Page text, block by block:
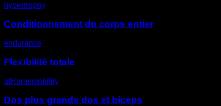
hypertrophy
Conditionnement du corps entier
endurance
Flexibilité totale
atHomemobility
Dos plus grands dos et biceps